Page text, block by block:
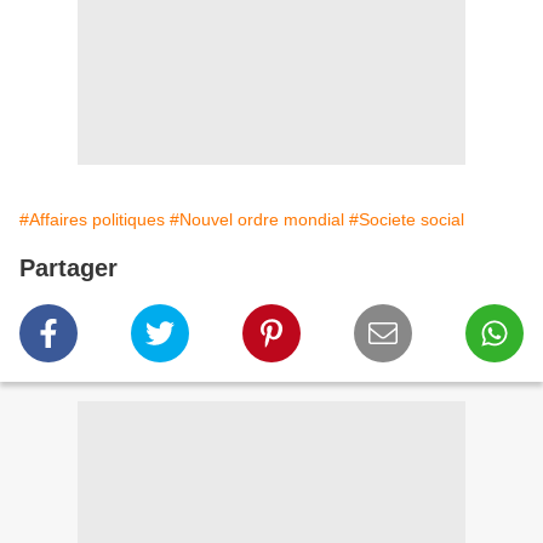
#Affaires politiques #Nouvel ordre mondial #Societe social
Partager